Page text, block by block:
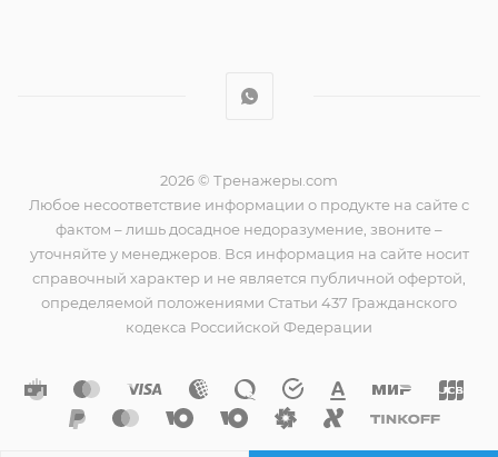
2026 © Тренажеры.com
Любое несоответствие информации о продукте на сайте с
фактом – лишь досадное недоразумение, звоните –
уточняйте у менеджеров. Вся информация на сайте носит
справочный характер и не является публичной офертой,
определяемой положениями Статьи 437 Гражданского
кодекса Российской Федерации